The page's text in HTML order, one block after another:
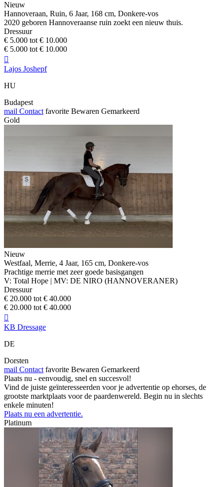
Nieuw
Hannoveraan, Ruin, 6 Jaar, 168 cm, Donkere-vos
2020 geboren Hannoveraanse ruin zoekt een nieuw thuis.
Dressuur
€ 5.000 tot € 10.000
€ 5.000 tot € 10.000

Lajos Joshepf
HU
Budapest
mail Contact favorite Bewaren Gemarkeerd
Gold
Nieuw
Westfaal, Merrie, 4 Jaar, 165 cm, Donkere-vos
Prachtige merrie met zeer goede basisgangen
V: Total Hope | MV: DE NIRO (HANNOVERANER)
Dressuur
€ 20.000 tot € 40.000
€ 20.000 tot € 40.000

KB Dressage
DE
Dorsten
mail Contact favorite Bewaren Gemarkeerd
Plaats nu - eenvoudig, snel en succesvol!
Vind de juiste geïnteresseerden voor je advertentie op ehorses, de
grootste marktplaats voor de paardenwereld. Begin nu in slechts
enkele minuten!
Plaats nu een advertentie.
Platinum